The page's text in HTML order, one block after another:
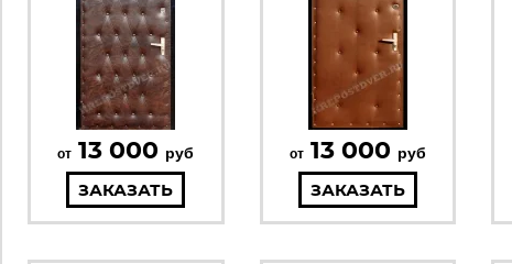
от 13 000 руб
ЗАКАЗАТЬ
от 13 000 руб
ЗАКАЗАТЬ